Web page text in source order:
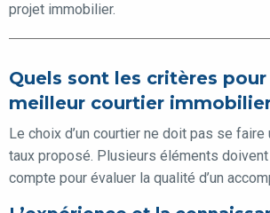
projet immobilier.
Quels sont les critères
meilleur courtier
Le choix d’un courtier ne doit pas se
taux proposé. Plusieurs éléments
compte pour évaluer la qualité d’un